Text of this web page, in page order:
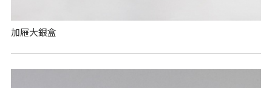
加屜大銀盒